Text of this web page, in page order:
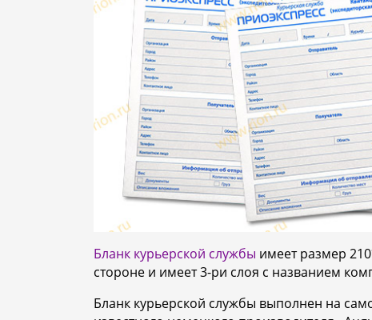
Бланк курьерской службы имеет размер
стороне и имеет 3-ри слоя с названием
Бланк курьерской службы выполнен на